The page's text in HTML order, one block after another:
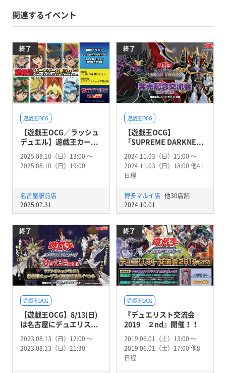
関連するイベント
終了
遊戯王OCG
【遊戯王OCG／ラッシュ
デュエル】遊戯王カー...
2025.08.10（日）13:00 〜
2025.08.10（日）19:00
名古屋駅前店
2025.07.31
終了
遊戯王OCG
【遊戯王OCG】
「SUPREME DARKNE...
2024.11.03（日）15:00 〜
2024.11.03（日）18:00 他41
日程
博多マルイ店 他30店舗
2024.10.01
終了
遊戯王OCG
【遊戯王OCG】8/13(日)
は名古屋にデュエリス...
2023.08.13（日）12:00 〜
2023.08.13（日）21:30
終了
遊戯王OCG
『デュエリスト交流会
2019 ２nd』開催！！
2019.06.01（土）13:00 〜
2019.06.01（土）17:00 他8
日程